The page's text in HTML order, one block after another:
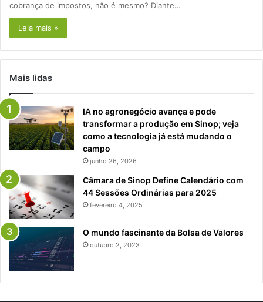
cobrança de impostos, não é mesmo? Diante…
Leia mais »
Mais lidas
IA no agronegócio avança e pode
transformar a produção em Sinop; veja
como a tecnologia já está mudando o
campo
junho 26, 2026
Câmara de Sinop Define Calendário com
44 Sessões Ordinárias para 2025
fevereiro 4, 2025
O mundo fascinante da Bolsa de Valores
outubro 2, 2023